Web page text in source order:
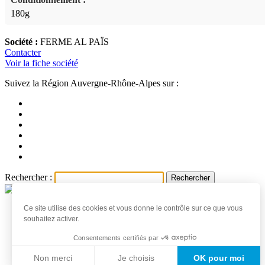
180g
Société : FERME AL PAÏS
Contacter
Voir la fiche société
Suivez la Région Auvergne-Rhône-Alpes sur :
Rechercher :
Accueil
Les produits et producteurs
Les producteurs
Ce site utilise des cookies et vous donne le contrôle sur ce que vous
souhaitez activer.
Consentements certifiés par
Non merci Je choisis OK pour moi